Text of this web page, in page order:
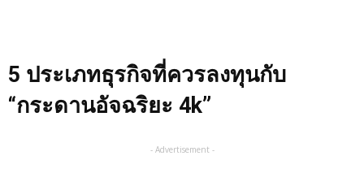
5 ประเภทธุรกิจที่ควรลงทุนกับ
“กระดานอัจฉริยะ 4k”
- Advertisement -